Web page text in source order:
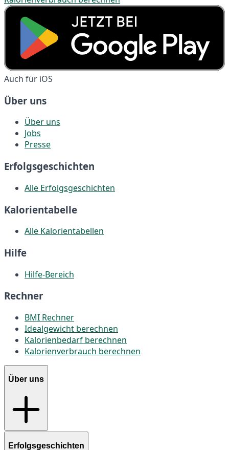
Auch für iOS
Über uns
Über uns
Jobs
Presse
Erfolgsgeschichten
Alle Erfolgsgeschichten
Kalorientabelle
Alle Kalorientabellen
Hilfe
Hilfe-Bereich
Rechner
BMI Rechner
Idealgewicht berechnen
Kalorienbedarf berechnen
Kalorienverbrauch berechnen
Über uns
Erfolgsgeschichten